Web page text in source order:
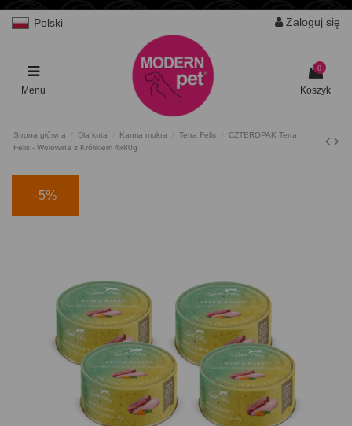
Polski Zaloguj się
Menu
0
Koszyk
Strona główna Dla kota Karma mokra Terra Felis
CZTEROPAK Terra
Felis - Wołowina z Królikiem 4x80g
-5%